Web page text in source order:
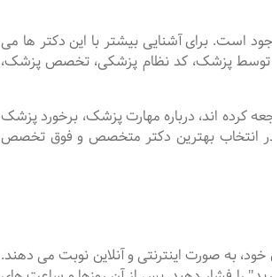
برای آشنایی بیشتر با این دکتر ها می
توسط پزشک، کد نظام پزشکی، تخصص پزشک،
کرده اند، درباره مهارت پزشک، برخورد پزشک
در انتخاب بهترین دکتر متخصص و فوق تخصص
به صورت اینترنتی و آنلاین نوبت می دهند.